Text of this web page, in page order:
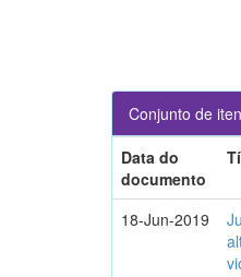
Conjunto de
Data do
documento
18-Jun-2019